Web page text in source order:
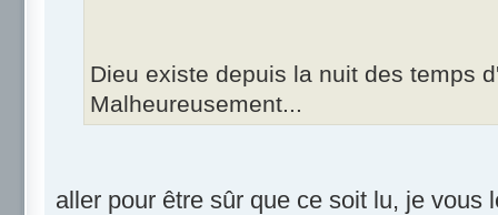
Dieu existe depuis la nuit des temps
Malheureusement...
aller pour être sûr que ce soit lu, je vous